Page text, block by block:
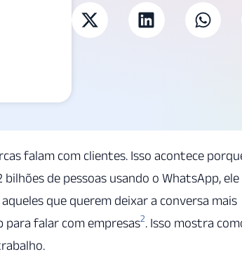
falam com clientes. Isso acontece
de pessoas usando o WhatsApp, ele
que querem deixar a conversa mais
para falar com empresas2. Isso mostra